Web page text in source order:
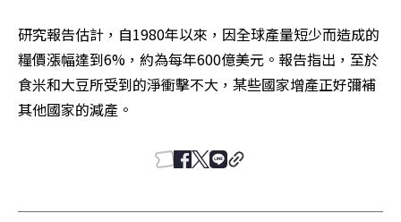
研究報告估計，自1980年以來，因全球產量短少而造成的
糧價漲幅達到6%，約為每年600億美元。報告指出，至於
食米和大豆所受到的淨衝擊不大，某些國家增產正好彌補
其他國家的減產。